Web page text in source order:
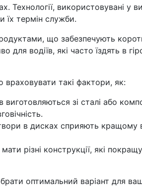
Технології, використовувані у
їх термін служби.
що забезпечують
водіїв, які часто їздять в
враховувати такі фактори, як:
виготовляються зі сталі або
в дисках сприяють кращому
різні конструкції, які
оптимальний варіант для